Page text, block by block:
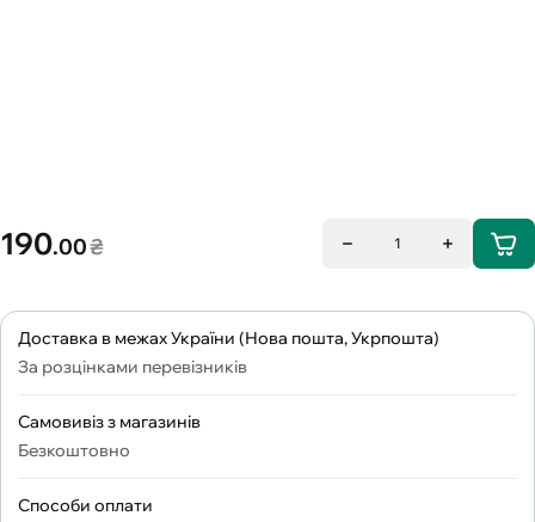
190.00₴ 1
Доставка в межах України (Нова пошта, Укрпошта)
За розцінками перевізників
Самовивіз з магазинів
Безкоштовно
Способи оплати